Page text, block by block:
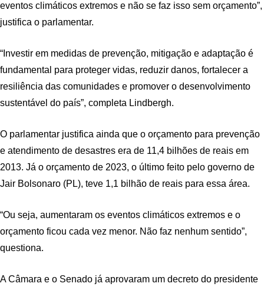
eventos climáticos extremos e não se faz isso sem orçamento”,
justifica o parlamentar.
“Investir em medidas de prevenção, mitigação e adaptação é
fundamental para proteger vidas, reduzir danos, fortalecer a
resiliência das comunidades e promover o desenvolvimento
sustentável do país”, completa Lindbergh.
O parlamentar justifica ainda que o orçamento para prevenção
e atendimento de desastres era de 11,4 bilhões de reais em
2013. Já o orçamento de 2023, o último feito pelo governo de
Jair Bolsonaro (PL), teve 1,1 bilhão de reais para essa área.
“Ou seja, aumentaram os eventos climáticos extremos e o
orçamento ficou cada vez menor. Não faz nenhum sentido”,
questiona.
A Câmara e o Senado já aprovaram um decreto do presidente